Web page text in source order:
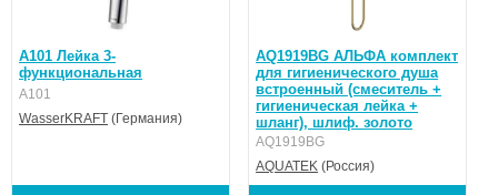
A101 Лейка 3-
функциональная
A101
WasserKRAFT (Германия)
AQ1919BG АЛЬФА комплект
для гигиенического душа
встроенный (смеситель +
гигиеническая лейка +
шланг), шлиф. золото
AQ1919BG
AQUATEK (Россия)